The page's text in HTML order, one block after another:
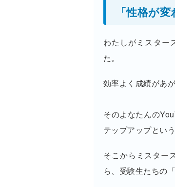
「性格が
わたしがミスター
た。
効率よく成績があ
そのよなたんの
テップアップとい
そこからミスター
ら、受験生たちの